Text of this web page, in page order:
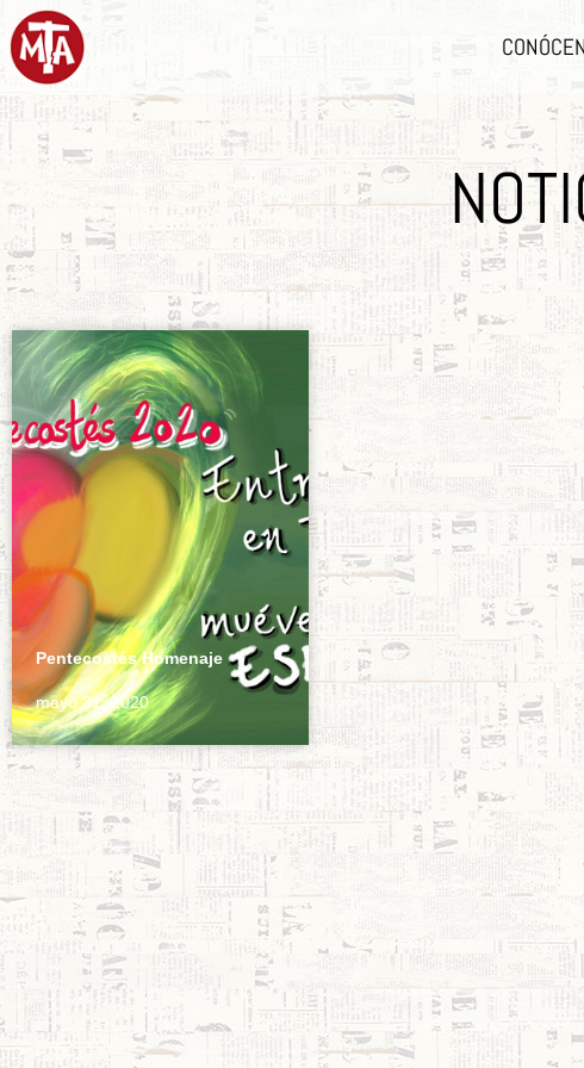
Pentecostés Homenaje
mayo 31, 2020